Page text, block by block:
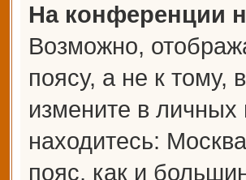
На конференции
Возможно,
поясу, а не к тому,
измените в личных
находитесь:
пояс, как и